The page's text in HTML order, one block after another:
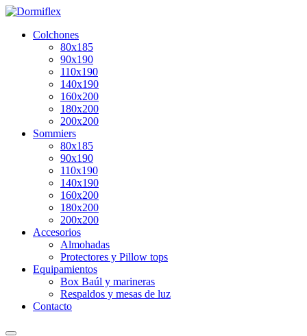
Colchones
80x185
90x190
110x190
140x190
160x200
180x200
200x200
Sommiers
80x185
90x190
110x190
140x190
160x200
180x200
200x200
Accesorios
Almohadas
Protectores y Pillow tops
Equipamientos
Box Baúl y marineras
Respaldos y mesas de luz
Contacto